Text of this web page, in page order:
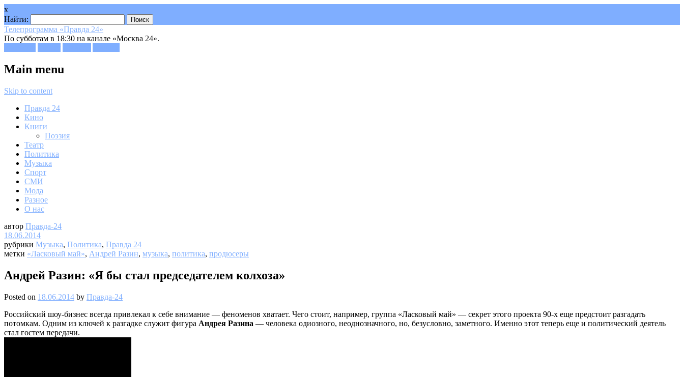
x
Найти:
Телепрограмма «Правда 24»
По субботам в 18:30 на канале «Москва 24».
Main menu
Skip to content
Правда 24
Кино
Книги
Поэзия
Театр
Политика
Музыка
Спорт
СМИ
Мода
Разное
О нас
автор Правда-24
18.06.2014
рубрики Музыка, Политика, Правда 24
метки «Ласковый май», Андрей Разин, музыка, политика, продюсеры
Андрей Разин: «Я бы стал председателем колхоза»
Posted on 18.06.2014 by Правда-24
Российский шоу-бизнес всегда привлекал к себе внимание — феноменов хватает. Чего стоит, например, группа «Ласковый май» — секрет этого проекта 90-х еще предстоит разгадать
потомкам. Одним из ключей к разгадке служит фигура Андрея Разина — человека одиозного, неоднозначного, но, безусловно, заметного. Именно этот теперь еще и политический деятель
стал гостем передачи.